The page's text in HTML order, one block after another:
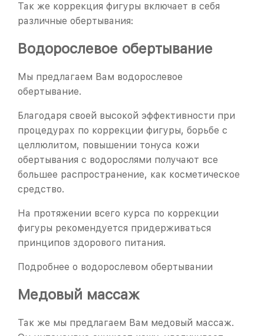
Так же коррекция фигуры включает в себя
различные обертывания:
Водорослевое обертывание
Мы предлагаем Вам водорослевое
обертывание.
Благодаря своей высокой эффективности при
процедурах по коррекции фигуры, борьбе с
целлюлитом, повышении тонуса кожи
обертывания с водорослями получают все
большее распространение, как косметическое
средство.
На протяжении всего курса по коррекции
фигуры рекомендуется придерживаться
принципов здорового питания.
Подробнее о водорослевом обертывании
Медовый массаж
Так же мы предлагаем Вам медовый массаж.